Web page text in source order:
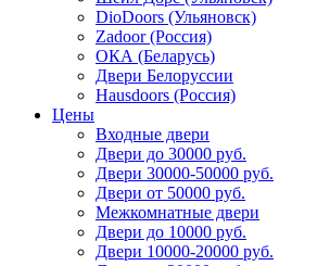
DioDoors (Ульяновск)
Zadoor (Россия)
ОКА (Беларусь)
Двери Белоруссии
Hausdoors (Россия)
Цены
Входные двери
Двери до 30000 руб.
Двери 30000-50000 руб.
Двери от 50000 руб.
Межкомнатные двери
Двери до 10000 руб.
Двери 10000-20000 руб.